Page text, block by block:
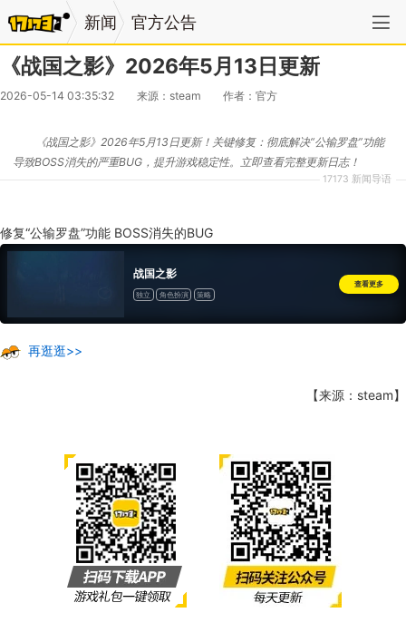
新闻 官方公告
《战国之影》2026年5月13日更新
2026-05-14 03:35:32 来源：steam 作者：官方
17173 新闻导语
《战国之影》2026年5月13日更新！关键修复：彻底解决“公输罗盘”功能
导致BOSS消失的严重BUG，提升游戏稳定性。立即查看完整更新日志！
修复“公输罗盘”功能 BOSS消失的BUG
战国之影
独立 角色扮演 策略
查看更多
再逛逛>>
【来源：steam】